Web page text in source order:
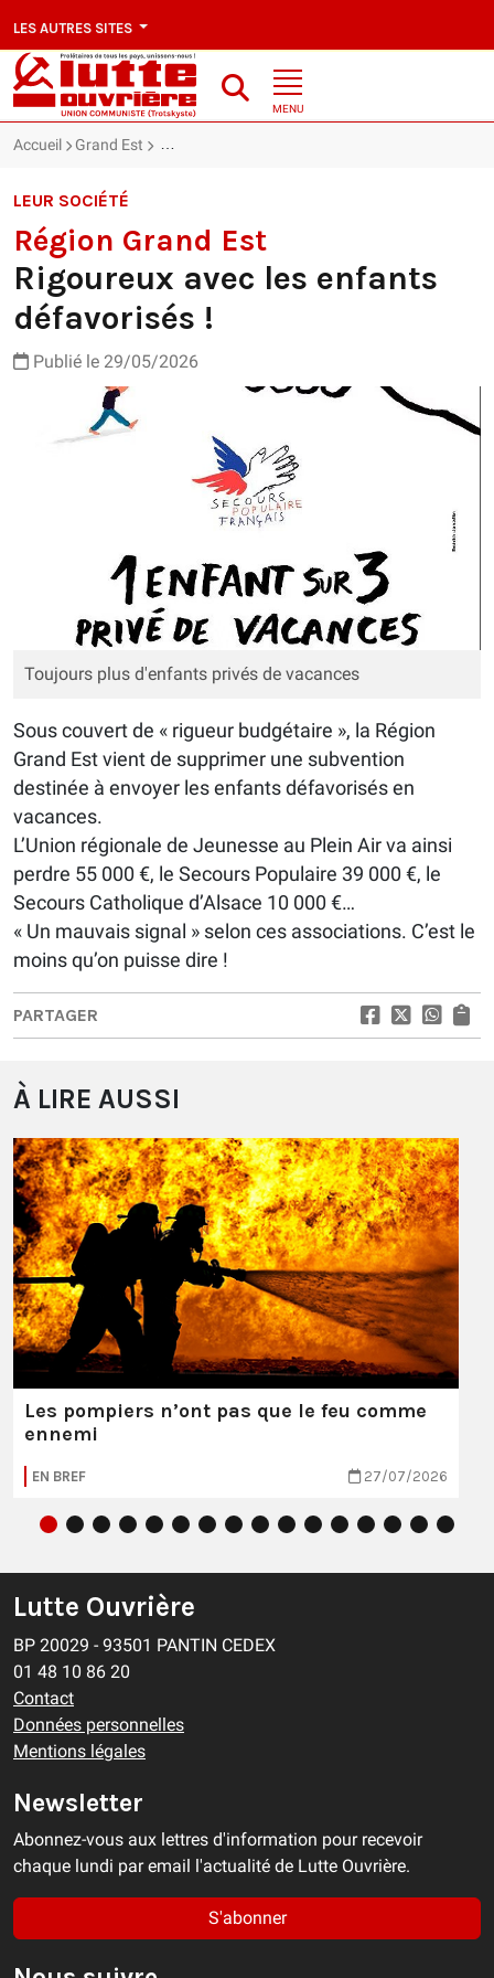
LES AUTRES SITES
MENU
Accueil Grand Est Région Grand Est : Rigoureux avec les enfants
LEUR SOCIÉTÉ
Région Grand Est
Rigoureux avec les enfants
défavorisés !
Publié le 29/05/2026
Toujours plus d'enfants privés de vacances
Sous couvert de « rigueur budgétaire », la Région
Grand Est vient de supprimer une subvention
destinée à envoyer les enfants défavorisés en
vacances.
L’Union régionale de Jeunesse au Plein Air va ainsi
perdre 55 000 €, le Secours Populaire 39 000 €, le
Secours Catholique d’Alsace 10 000 €…
« Un mauvais signal » selon ces associations. C’est le
moins qu’on puisse dire !
PARTAGER
À LIRE AUSSI
Les pompiers n’ont pas que le feu comme
ennemi
EN BREF 27/07/2026
Lutte Ouvrière
BP 20029 - 93501 PANTIN CEDEX
01 48 10 86 20
Contact
Données personnelles
Mentions légales
Newsletter
Abonnez-vous aux lettres d'information pour recevoir
chaque lundi par email l'actualité de Lutte Ouvrière.
S'abonner